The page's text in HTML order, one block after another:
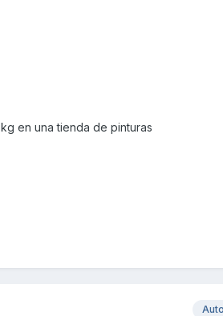
en una tienda de pinturas